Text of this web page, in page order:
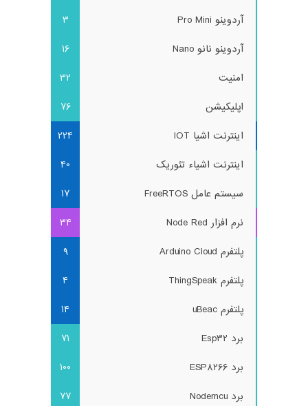
آردوینو Pro Mini
3
آردوینو نانو Nano
16
امنیت
32
اپلیکیشن
76
اینترنت اشیا IOT
224
اینترنت اشیاء تئوریک
40
سیستم عامل FreeRTOS
17
نرم افزار Node Red
34
پلتفرم Arduino Cloud
9
پلتفرم ThingSpeak
4
پلتفرم uBeac
14
برد Esp32
71
برد ESP8266
100
برد Nodemcu
77